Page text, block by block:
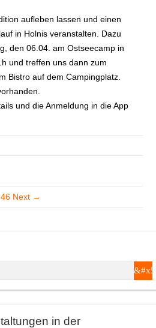
aufleben lassen und einen
in Holnis veranstalten. Dazu
den 06.04. am Ostseecamp in
und treffen uns dann zum
Bistro auf dem Campingplatz.
und die Anmeldung in die App
46 Next →
in der